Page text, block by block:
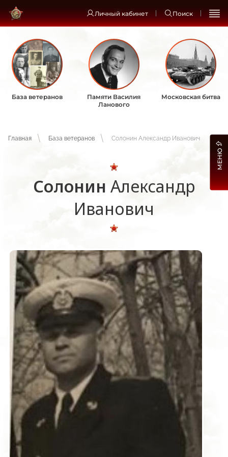
Личный кабинет Поиск
База ветеранов
Памяти Василия
Ланового
Московская битва
Главная База ветеранов Солонин Александр Иванович
Солонин Александр
Иванович
МЕНЮ